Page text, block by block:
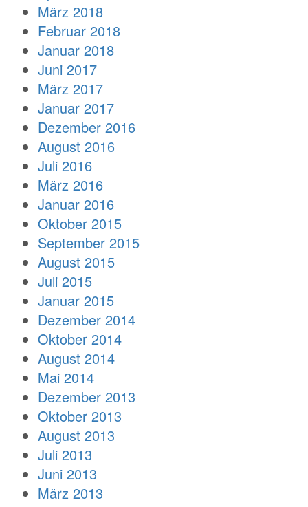
März 2018
Februar 2018
Januar 2018
Juni 2017
März 2017
Januar 2017
Dezember 2016
August 2016
Juli 2016
März 2016
Januar 2016
Oktober 2015
September 2015
August 2015
Juli 2015
Januar 2015
Dezember 2014
Oktober 2014
August 2014
Mai 2014
Dezember 2013
Oktober 2013
August 2013
Juli 2013
Juni 2013
März 2013